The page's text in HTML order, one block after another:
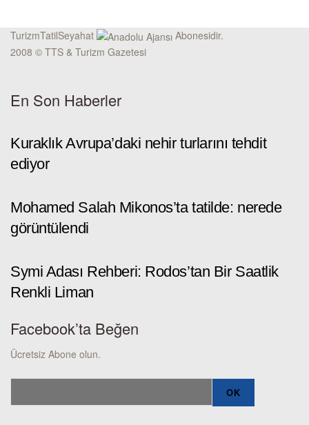
TurizmTatilSeyahat
Abonesidir.
2008 © TTS & Turizm Gazetesi
En Son Haberler
Kuraklık Avrupa’daki nehir turlarını tehdit
ediyor
Mohamed Salah Mikonos’ta tatilde: nerede
görüntülendi
Symi Adası Rehberi: Rodos’tan Bir Saatlik
Renkli Liman
Facebook’ta Beğen
Ücretsiz Abone olun.